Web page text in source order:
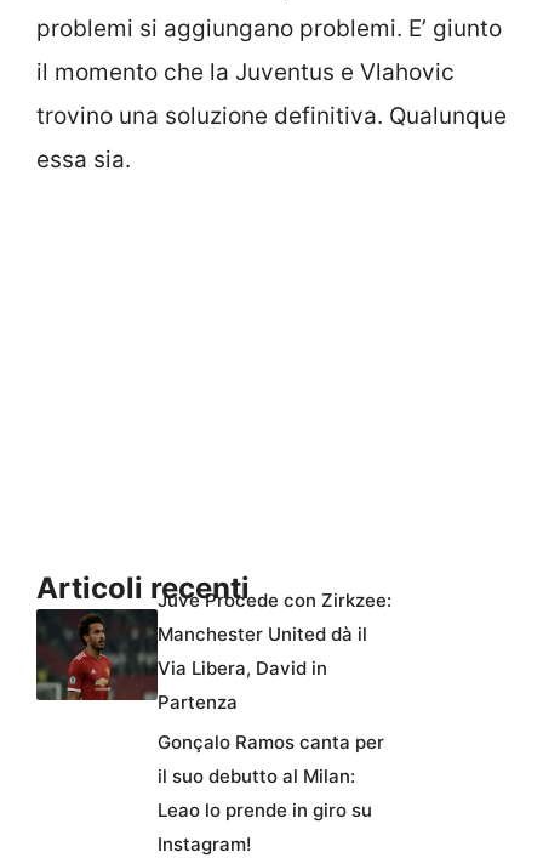
problemi si aggiungano problemi. E’ giunto
il momento che la Juventus e Vlahovic
trovino una soluzione definitiva. Qualunque
essa sia.
Articoli recentiJuve Procede con Zirkzee:
Manchester United dà il
Via Libera, David in
Partenza
Gonçalo Ramos canta per
il suo debutto al Milan:
Leao lo prende in giro su
Instagram!